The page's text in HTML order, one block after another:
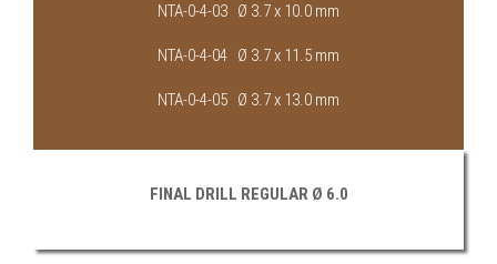
NTA-0-4-03 Ø 3.7 x 10.0 mm
NTA-0-4-04 Ø 3.7 x 11.5 mm
NTA-0-4-05 Ø 3.7 x 13.0 mm
FINAL DRILL REGULAR Ø 6.0